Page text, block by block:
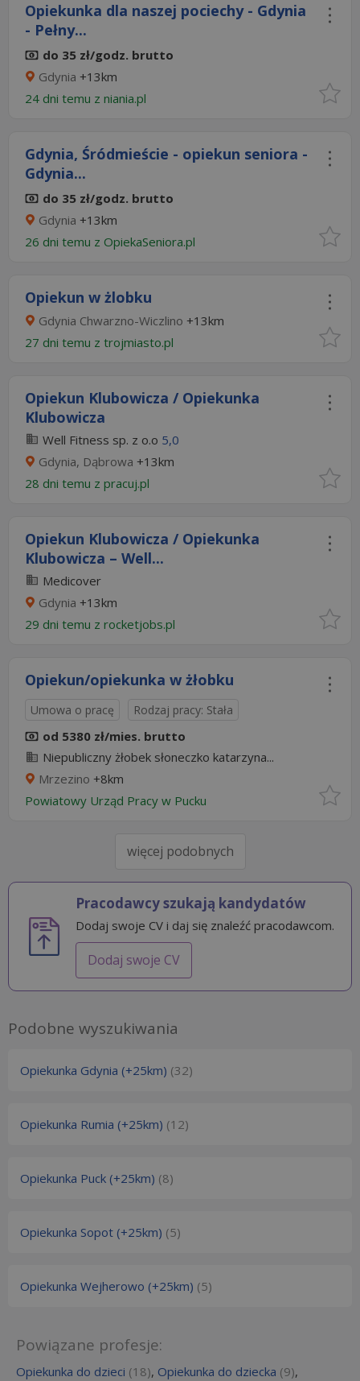
Opiekunka dla naszej pociechy - Gdynia
- Pełny...
do 35 zł/godz. brutto
Gdynia +13km
24 dni temu z niania.pl
Gdynia, Śródmieście - opiekun seniora -
Gdynia...
do 35 zł/godz. brutto
Gdynia +13km
26 dni temu z OpiekaSeniora.pl
Opiekun w żlobku
Gdynia Chwarzno-Wiczlino +13km
27 dni temu z trojmiasto.pl
Opiekun Klubowicza / Opiekunka
Klubowicza
Well Fitness sp. z o.o 5,0
Gdynia, Dąbrowa +13km
28 dni temu z pracuj.pl
Opiekun Klubowicza / Opiekunka
Klubowicza – Well...
Medicover
Gdynia +13km
29 dni temu z rocketjobs.pl
Opiekun/opiekunka w żłobku
Umowa o pracę Rodzaj pracy: Stała
od 5380 zł/mies. brutto
Niepubliczny żłobek słoneczko katarzyna...
Mrzezino +8km
Powiatowy Urząd Pracy w Pucku
więcej podobnych
Pracodawcy szukają kandydatów
Dodaj swoje CV i daj się znaleźć pracodawcom.
Dodaj swoje CV
Podobne wyszukiwania
Opiekunka Gdynia (+25km) (32)
Opiekunka Rumia (+25km) (12)
Opiekunka Puck (+25km) (8)
Opiekunka Sopot (+25km) (5)
Opiekunka Wejherowo (+25km) (5)
Powiązane profesje:
Opiekunka do dzieci (18), Opiekunka do dziecka (9),